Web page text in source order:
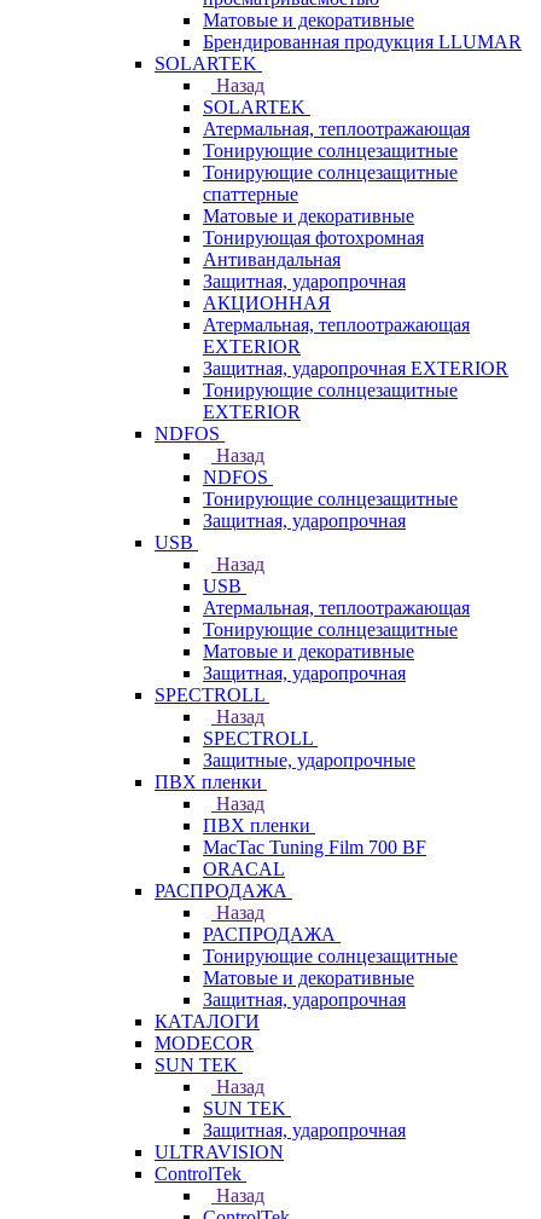
Матовые и декоративные
Брендированная продукция LLUMAR
SOLARTEK
Назад
SOLARTEK
Атермальная, теплоотражающая
Тонирующие солнцезащитные
Тонирующие солнцезащитные
спаттерные
Матовые и декоративные
Тонирующая фотохромная
Антивандальная
Защитная, ударопрочная
АКЦИОННАЯ
Атермальная, теплоотражающая
EXTERIOR
Защитная, ударопрочная EXTERIOR
Тонирующие солнцезащитные
EXTERIOR
NDFOS
Назад
NDFOS
Тонирующие солнцезащитные
Защитная, ударопрочная
USB
Назад
USB
Атермальная, теплоотражающая
Тонирующие солнцезащитные
Матовые и декоративные
Защитная, ударопрочная
SPECTROLL
Назад
SPECTROLL
Защитные, ударопрочные
ПВХ пленки
Назад
ПВХ пленки
MacTac Tuning Film 700 BF
ORACAL
РАСПРОДАЖА
Назад
РАСПРОДАЖА
Тонирующие солнцезащитные
Матовые и декоративные
Защитная, ударопрочная
КАТАЛОГИ
MODECOR
SUN TEK
Назад
SUN TEK
Защитная, ударопрочная
ULTRAVISION
ControlTek
Назад